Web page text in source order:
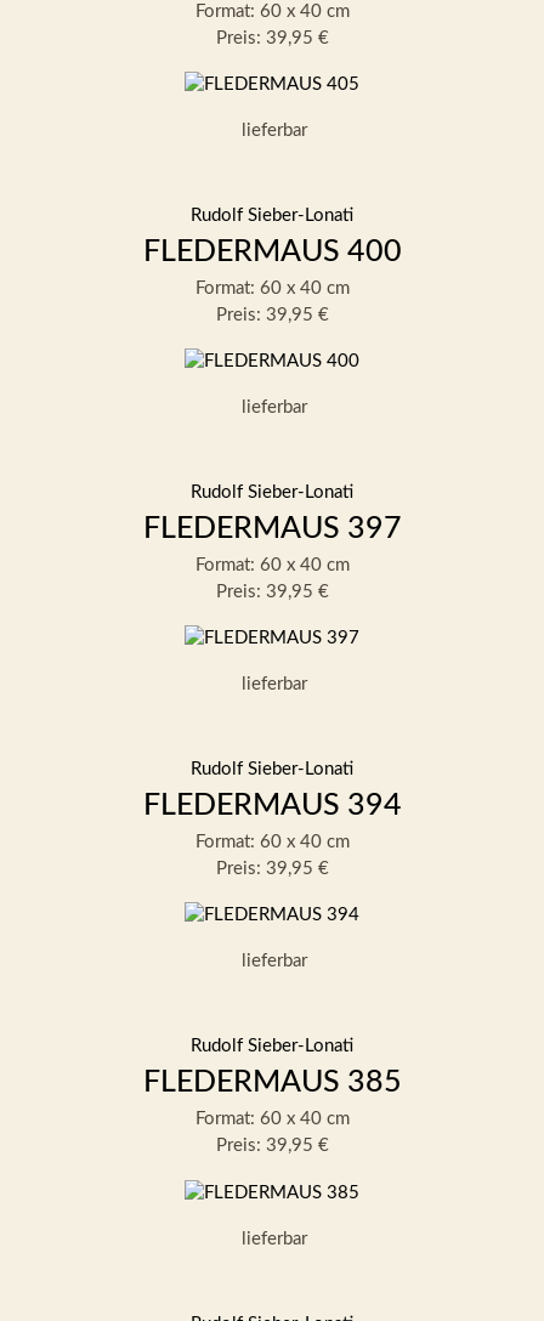
Format: 60 x 40 cm
Preis: 39,95 €
lieferbar
Rudolf Sieber-Lonati
FLEDERMAUS 400
Format: 60 x 40 cm
Preis: 39,95 €
lieferbar
Rudolf Sieber-Lonati
FLEDERMAUS 397
Format: 60 x 40 cm
Preis: 39,95 €
lieferbar
Rudolf Sieber-Lonati
FLEDERMAUS 394
Format: 60 x 40 cm
Preis: 39,95 €
lieferbar
Rudolf Sieber-Lonati
FLEDERMAUS 385
Format: 60 x 40 cm
Preis: 39,95 €
lieferbar